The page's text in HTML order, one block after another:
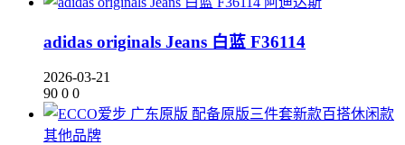
adidas originals Jeans 白蓝 F36114
2026-03-21
90 0 0
其他品牌